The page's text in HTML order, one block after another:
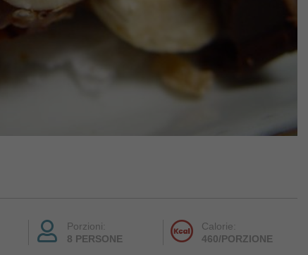
Porzioni:
8 PERSONE
Calorie:
460/PORZIONE